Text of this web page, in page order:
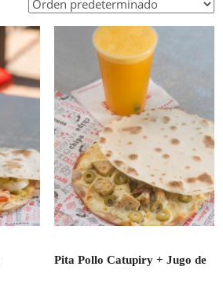
Pita Pollo Catupiry + Jugo de